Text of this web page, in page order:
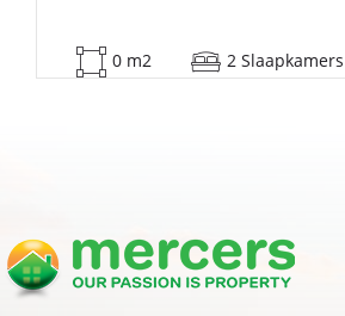
1 Badkamer 53 m2